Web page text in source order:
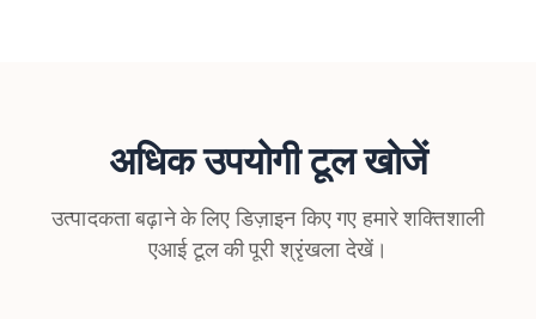
अधिक उपयोगी टूल खोजें
उत्पादकता बढ़ाने के लिए डिज़ाइन किए गए हमारे शक्तिशाली
एआई टूल की पूरी श्रृंखला देखें।